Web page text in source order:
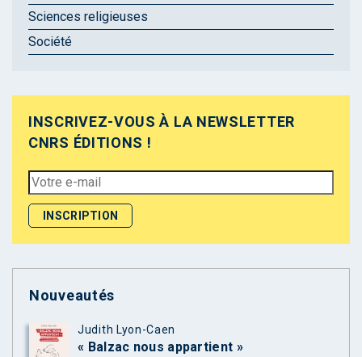
Sciences religieuses
Société
INSCRIVEZ-VOUS À LA NEWSLETTER
CNRS ÉDITIONS !
Nouveautés
Judith Lyon-Caen
« Balzac nous appartient »